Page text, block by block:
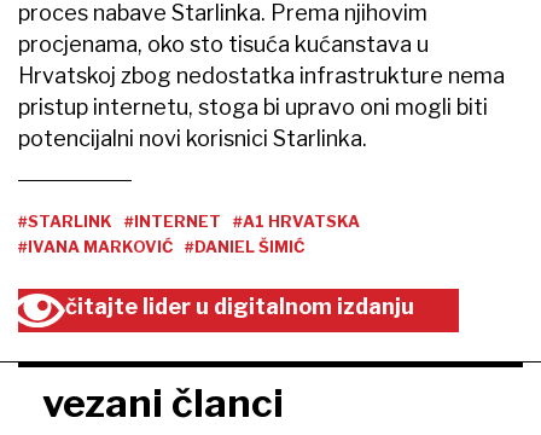
proces nabave Starlinka. Prema njihovim
procjenama, oko sto tisuća kućanstava u
Hrvatskoj zbog nedostatka infrastrukture nema
pristup internetu, stoga bi upravo oni mogli biti
potencijalni novi korisnici Starlinka.
#STARLINK #INTERNET
#A1 HRVATSKA
#IVANA MARKOVIĆ
#DANIEL ŠIMIĆ
čitajte lider u digitalnom izdanju
vezani članci